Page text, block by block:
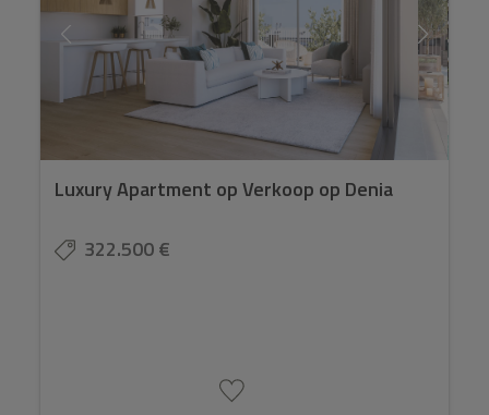
Luxury Apartment op Verkoop op Denia
322.500 €